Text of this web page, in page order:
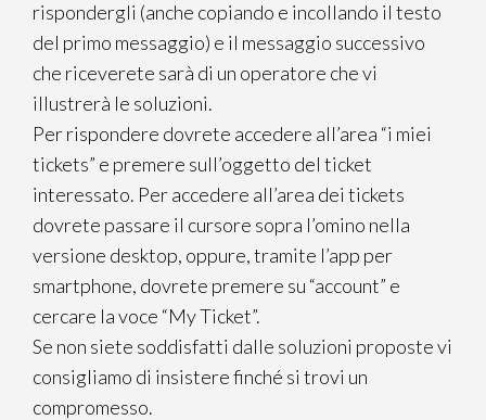
rispondergli (anche copiando e incollando il testo
del primo messaggio) e il messaggio successivo
che riceverete sarà di un operatore che vi
illustrerà le soluzioni.
Per rispondere dovrete accedere all’area “i miei
tickets” e premere sull’oggetto del ticket
interessato. Per accedere all’area dei tickets
dovrete passare il cursore sopra l’omino nella
versione desktop, oppure, tramite l’app per
smartphone, dovrete premere su “account” e
cercare la voce “My Ticket”.
Se non siete soddisfatti dalle soluzioni proposte vi
consigliamo di insistere finché si trovi un
compromesso.